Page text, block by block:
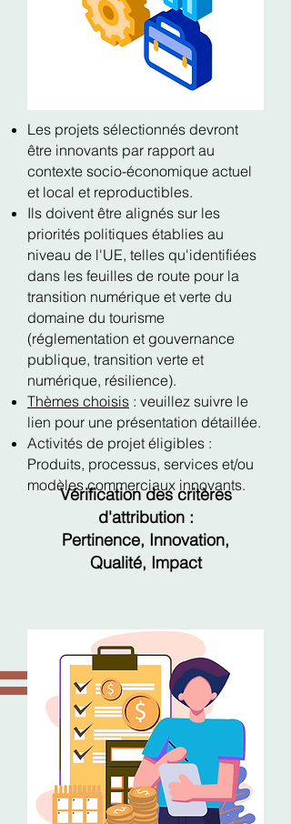
Les projets sélectionnés devront
être innovants par rapport au
contexte socio-économique actuel
et local et reproductibles.
Ils doivent être alignés sur les
priorités politiques établies au
niveau de l'UE, telles qu'identifiées
dans les feuilles de route pour la
transition numérique et verte du
domaine du tourisme
(réglementation et gouvernance
publique, transition verte et
numérique, résilience).
Thèmes choisis : veuillez suivre le
lien pour une présentation détaillée.
Activités de projet éligibles :
Produits, processus, services et/ou
modèles commerciaux innovants.
Vérification des critères
d'attribution :
Pertinence, Innovation,
Qualité, Impact